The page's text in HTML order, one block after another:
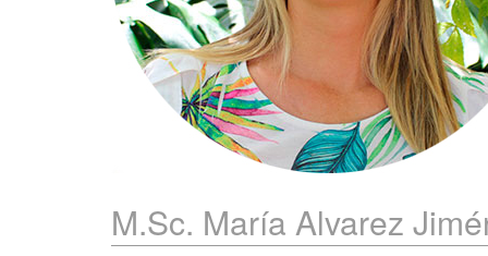
M.Sc. María Alvarez